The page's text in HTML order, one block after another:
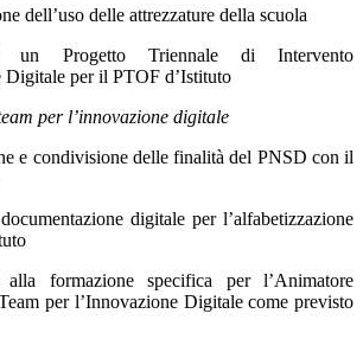
dell’uso delle attrezzature della scuola
un Progetto Triennale di Intervento
Digitale per il PTOF d’Istituto
per l’innovazione digitale
e condivisione delle finalità del PNSD con il
digitale per l’alfabetizzazione
alla formazione specifica per l’Animatore
per l’Innovazione Digitale come previsto